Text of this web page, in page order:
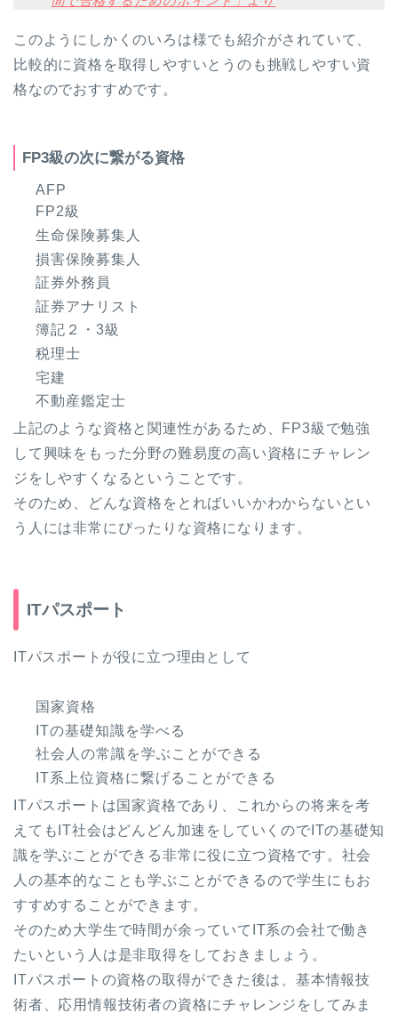
このようにしかくのいろは様でも紹介がされていて、
比較的に資格を取得しやすいとうのも挑戦しやすい資
格なのでおすすめです。
FP3級の次に繋がる資格
AFP
FP2級
生命保険募集人
損害保険募集人
証券外務員
証券アナリスト
簿記２・3級
税理士
宅建
不動産鑑定士
上記のような資格と関連性があるため、FP3級で勉強
して興味をもった分野の難易度の高い資格にチャレン
ジをしやすくなるということです。
そのため、どんな資格をとればいいかわからないとい
う人には非常にぴったりな資格になります。
ITパスポート
ITパスポートが役に立つ理由として
国家資格
ITの基礎知識を学べる
社会人の常識を学ぶことができる
IT系上位資格に繋げることができる
ITパスポートは国家資格であり、これからの将来を考
えてもIT社会はどんどん加速をしていくのでITの基礎知
識を学ぶことができる非常に役に立つ資格です。社会
人の基本的なことも学ぶことができるので学生にもお
すすめすることができます。
そのため大学生で時間が余っていてIT系の会社で働き
たいという人は是非取得をしておきましょう。
ITパスポートの資格の取得ができた後は、基本情報技
術者、応用情報技術者の資格にチャレンジをしてみま